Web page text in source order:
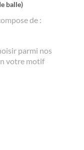
balle)
de :
parmi nos
votre motif